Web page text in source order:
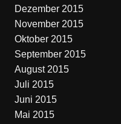
Dezember 2015
November 2015
Oktober 2015
September 2015
August 2015
Juli 2015
Juni 2015
Mai 2015